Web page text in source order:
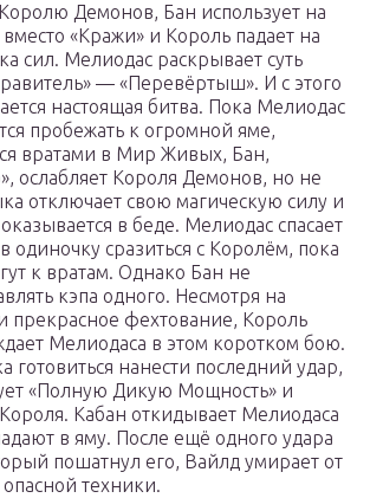
Демонов, Бан использует на
«Кражи» и Король падает на
сил. Мелиодас раскрывает суть
— «Перевёртыш». И с этого
настоящая битва. Пока Мелиодас
пробежать к огромной яме,
вратами в Мир Живых, Бан,
ослабляет Короля Демонов, но не
отключает свою магическую силу и
в беде. Мелиодас спасает
одиночку сразиться с Королём, пока
к вратам. Однако Бан не
кэпа одного. Несмотря на
прекрасное фехтование, Король
Мелиодаса в этом коротком бою.
готовиться нанести последний удар,
«Полную Дикую Мощность» и
Кабан откидывает Мелиодаса
в яму. После ещё одного удара
пошатнул его, Вайлд умирает от
техники.